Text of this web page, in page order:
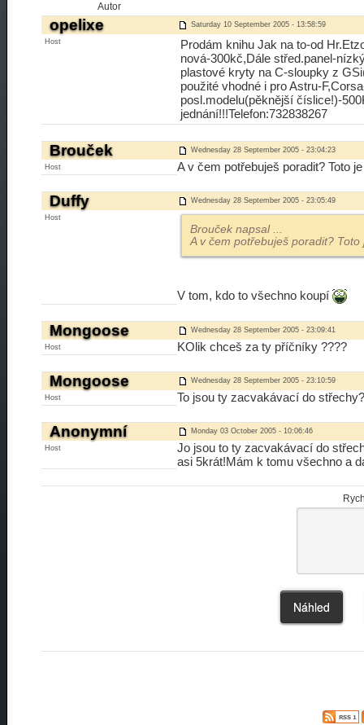
Autor
opelixe Saturday 10 September 2005 - 13:58:59
Host
Prodám knihu Jak na to-od
nová-300kč,Dále střed.panel-
plastové kryty na C-sloupky z
použité vhodné i pro Astru-
posl.modelu(pěknější číslice!)-
jednání!!!Telefon:732838267
Brouček Wednesday 28 September 2005 - 23:04:23
Host A v čem potřebuješ poradit? Toto
Duffy Wednesday 28 September 2005 - 23:05:49
Host
Brouček napsal...
A v čem potřebuješ poradit?
V tom, kdo to všechno koupí
Mongoose Wednesday 28 September 2005 - 23:09:41
Host KOlik chceš za ty příčníky ????
Mongoose Wednesday 28 September 2005 - 23:10:59
Host To jsou ty zacvakávací do
Anonymní Monday 03 October 2005 - 10:06:46
Host
Jo jsou to ty zacvakávací do
asi 5krát!Mám k tomu všechno a